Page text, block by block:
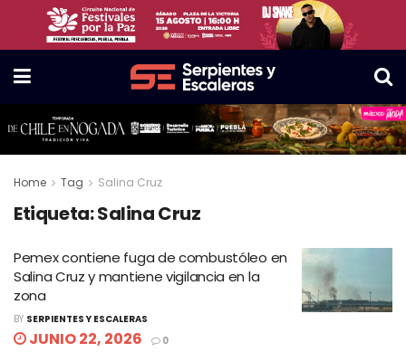
Home Tag Salina Cruz
Etiqueta:Salina Cruz
Pemex contiene fuga de combustóleo en
Salina Cruz y mantiene vigilancia en la
zona
BY SERPIENTES Y ESCALERAS
JUNIO 22, 2026 0